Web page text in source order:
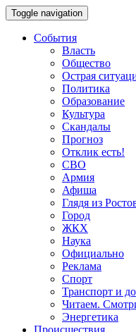
Toggle navigation
События
Власть
Общество
Острая
Политика
Образование
Культура
Скандалы
Прогноз
Отклик есть!
СВО
Армия
Афиша
Глядя из
Город
ЖКХ
Наука
Официально
Реклама
Спорт
Транспорт и
Читаем.
Энергетика
Происшествия